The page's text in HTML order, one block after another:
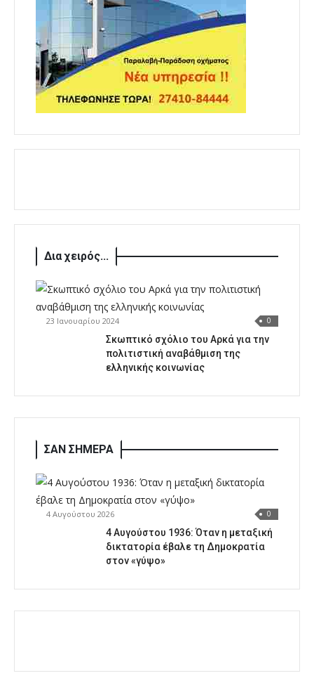
Δια χειρός...
23 Ιανουαρίου 2024 0
Σκωπτικό σχόλιο του Αρκά για την
πολιτιστική αναβάθμιση της
ελληνικής κοινωνίας
ΣΑΝ ΣΗΜΕΡΑ
4 Αυγούστου 2026 0
4 Αυγούστου 1936: Όταν η μεταξική
δικτατορία έβαλε τη Δημοκρατία
στον «γύψο»